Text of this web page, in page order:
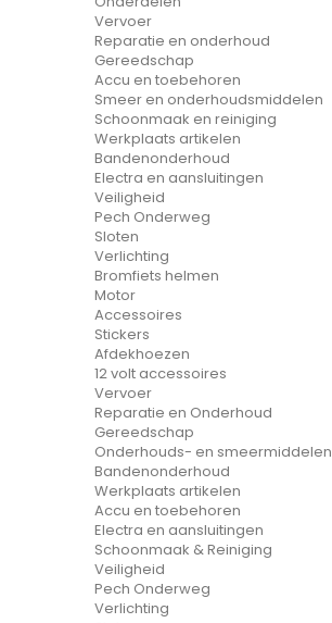
Vervoer
Reparatie en onderhoud
Gereedschap
Accu en toebehoren
Smeer en onderhoudsmiddelen
Schoonmaak en reiniging
Werkplaats artikelen
Bandenonderhoud
Electra en aansluitingen
Veiligheid
Pech Onderweg
Sloten
Verlichting
Bromfiets helmen
Motor
Accessoires
Stickers
Afdekhoezen
12 volt accessoires
Vervoer
Reparatie en Onderhoud
Gereedschap
Onderhouds- en smeermiddelen
Bandenonderhoud
Werkplaats artikelen
Accu en toebehoren
Electra en aansluitingen
Schoonmaak & Reiniging
Veiligheid
Pech Onderweg
Verlichting